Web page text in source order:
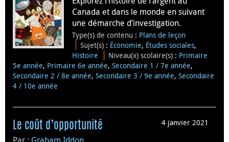
Canada et dans le monde en suivant
une démarche d’investigation.
Type(s) de contenu : Plans de leçon
Sujet(s) : Économie, Études sociales,
Histoire
Niveau(x) scolaire(s) : Primaire
5e année, Primaire 6e année, Secondaire 1 / 7e année,
Secondaire 2 / 8e année, Secondaire 3 / 9e année, Secondaire
4 / 10e année
4 janvier 2021
Le coût d’opportunité
Par : Graham Iddon